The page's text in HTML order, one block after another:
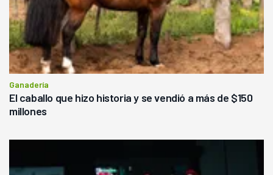
Ganadería
El caballo que hizo historia y se vendió a más de $150
millones